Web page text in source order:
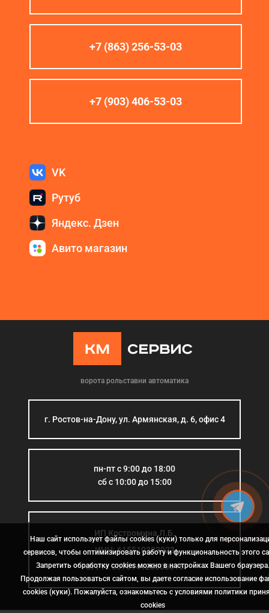
+7 (863) 256-53-03
+7 (903) 406-53-03
VK
Рутуб
Яндекс. Дзен
Авито магазин
ворота рольставни автоматика
г. Ростов-на-Дону, ул. Армянская, д. 6, офис 4
пн-пт с 9:00 до 18:00
сб с 10:00 до 15:00
ИП Костромина Л.Б.
ИНН: 615510383923
ОГРН: 307614126000015
Наш сайт использует файлы cookies (куки) только для
сервисов, чтобы оптимизировать работу и функциональность этого
Запретить обработку cookies можно в настройках Вашего браузера.
Продолжая пользоваться сайтом, вы даете согласие использование
cookies (куки). Пожалуйста, ознакомьтесь с условиями политики
сookies